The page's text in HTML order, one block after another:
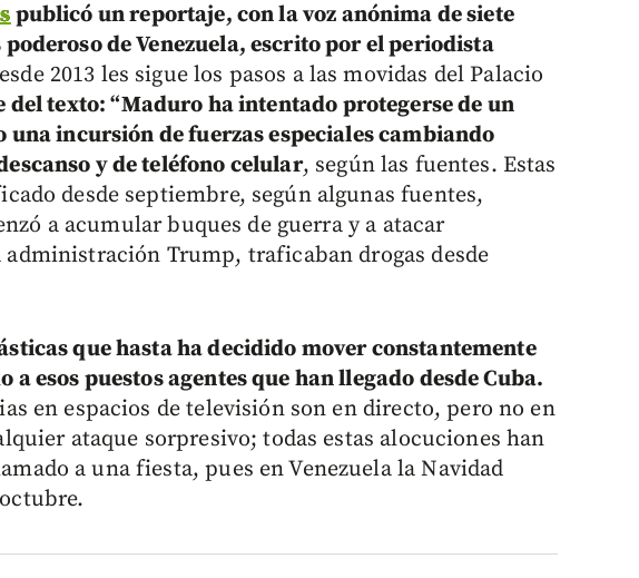
publicó un reportaje, con la voz anónima de siete
de Venezuela, escrito por el periodista
2013 les sigue los pasos a las movidas del Palacio
del texto: “Maduro ha intentado protegerse de un
una incursión de fuerzas especiales cambiando
y de teléfono celular, según las fuentes. Estas
desde septiembre, según algunas fuentes,
a acumular buques de guerra y a atacar
administración Trump, traficaban drogas desde
que hasta ha decidido mover constantemente
esos puestos agentes que han llegado desde Cuba.
en espacios de televisión son en directo, pero no en
ataque sorpresivo; todas estas alocuciones han
a una fiesta, pues en Venezuela la Navidad